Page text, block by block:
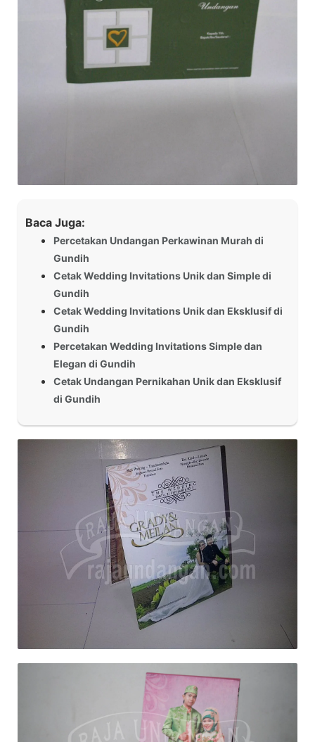
Baca Juga:
Percetakan Undangan Perkawinan Murah di
Gundih
Cetak Wedding Invitations Unik dan Simple di
Gundih
Cetak Wedding Invitations Unik dan Eksklusif di
Gundih
Percetakan Wedding Invitations Simple dan
Elegan di Gundih
Cetak Undangan Pernikahan Unik dan Eksklusif
di Gundih